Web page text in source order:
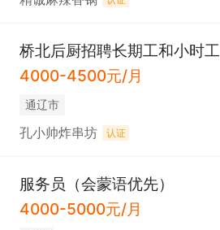
桥北后厨招聘长期工和小时工
4000-4500元/月
通辽市
孔小帅炸串坊 认证
服务员（会蒙语优先）
4000-5000元/月